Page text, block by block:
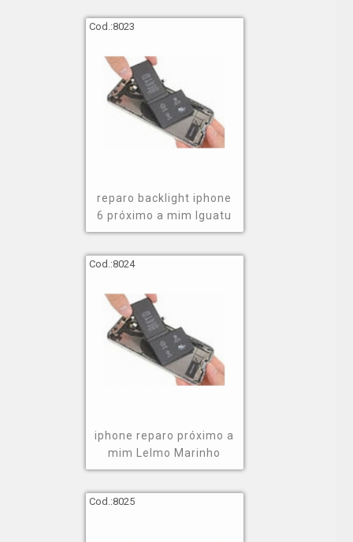
Cod.:8023
reparo backlight iphone
6 próximo a mim Iguatu
Cod.:8024
iphone reparo próximo a
mim Lelmo Marinho
Cod.:8025